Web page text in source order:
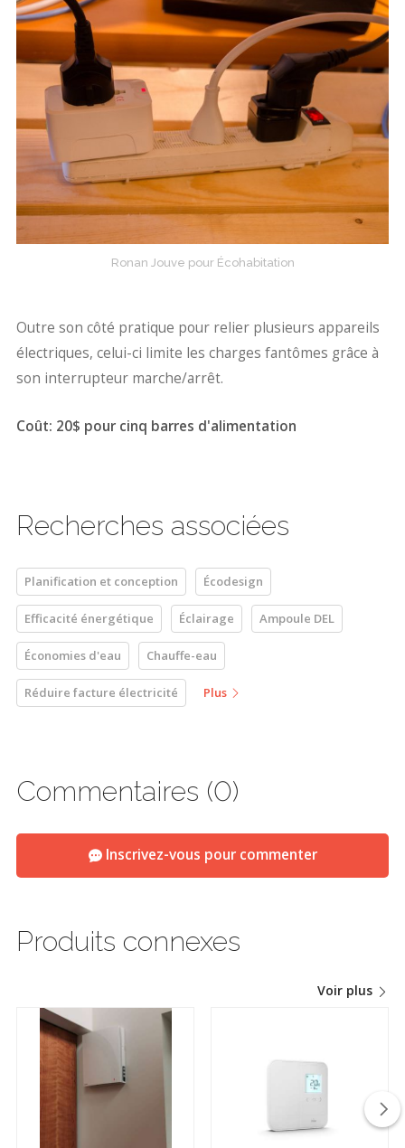
Ronan Jouve pour Écohabitation
Outre son côté pratique pour relier plusieurs appareils
électriques, celui-ci limite les charges fantômes grâce à
son interrupteur marche/arrêt.
Coût: 20$ pour cinq barres d'alimentation
Recherches associées
Planification et conception Écodesign
Efficacité énergétique Éclairage Ampoule DEL
Économies d'eau Chauffe-eau
Réduire facture électricité Plus
Commentaires (0)
Inscrivez-vous pour commenter
Produits connexes
Voir plus